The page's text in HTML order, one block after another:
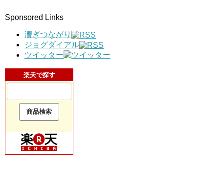
Sponsored Links
漕ぎつながり
ジョグダイアル
ツイッター
楽天で探す